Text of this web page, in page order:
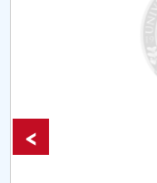
IOSUD/CSUD –
Comisie de etica
Evenimente CUP
<